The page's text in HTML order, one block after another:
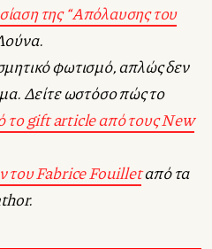
της “Απόλαυσης του
φωτισμό, απλώς δεν
Δείτε ωστόσο πώς το
το gift article από τους New
του Fabrice Fouilletαπό τα